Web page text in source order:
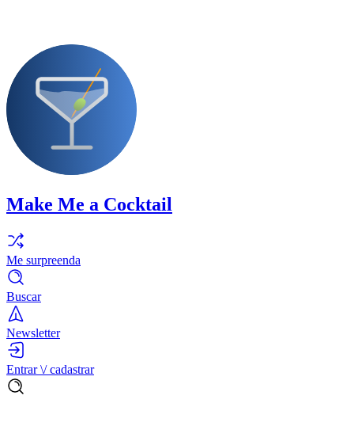
Make Me a Cocktail
Me surpreenda
Buscar
Newsletter
Entrar \/ cadastrar